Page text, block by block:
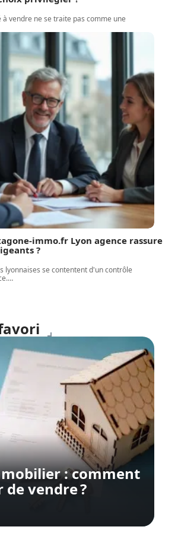
vendre ne se traite pas comme une
immo.fr Lyon agence rassure
?
lyonnaises se contentent d'un contrôle
…
: comment
de vendre ?